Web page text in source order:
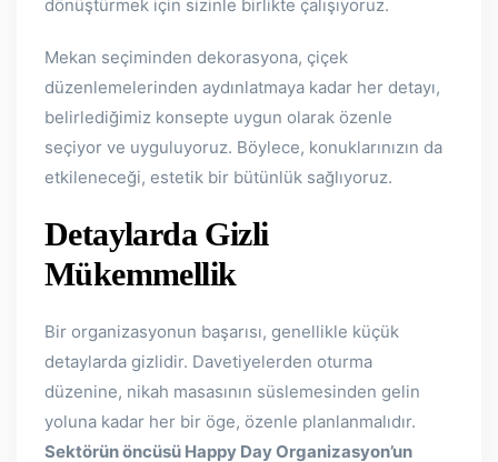
dönüştürmek için sizinle birlikte çalışıyoruz.
Mekan seçiminden dekorasyona, çiçek
düzenlemelerinden aydınlatmaya kadar her detayı,
belirlediğimiz konsepte uygun olarak özenle
seçiyor ve uyguluyoruz. Böylece, konuklarınızın da
etkileneceği, estetik bir bütünlük sağlıyoruz.
Detaylarda Gizli
Mükemmellik
Bir organizasyonun başarısı, genellikle küçük
detaylarda gizlidir. Davetiyelerden oturma
düzenine, nikah masasının süslemesinden gelin
yoluna kadar her bir öge, özenle planlanmalıdır.
Sektörün öncüsü Happy Day Organizasyon’un